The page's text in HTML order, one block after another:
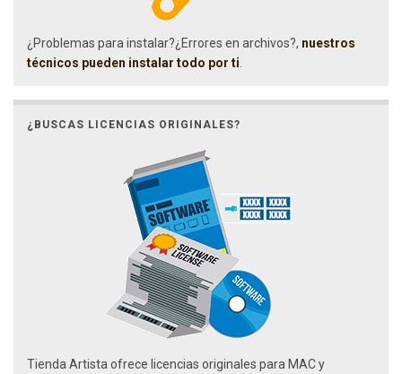
¿Problemas para instalar?¿Errores en archivos?, nuestros
técnicos pueden instalar todo por ti
¿BUSCAS LICENCIAS ORIGINALES?
Tienda Artista ofrece licencias originales para MAC y